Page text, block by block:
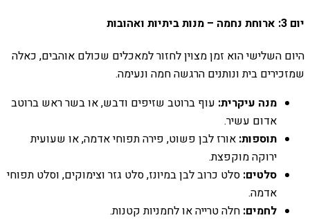
יום 3: ארוחת נחמה – מנות ביתיות ואהובות
היום השלישי הוא זמן מצוין לחזור למאכלים שכולם אוהבים, כאלה
שמזכירים בית ונותנים הרגשה חמה ונעימה.
מנה עיקרית: עוף ברוטב שזיפים ודבש, או בשר ראש ברוטב
אדום עשיר.
תוספות: אורז לבן פשוט, פירה תפוחי אדמה, או שעועית
ירוקה מוקפצת.
סלטים: סלט כרוב לבן במיונז, סלט גזר וצימוקים, וסלט תפוחי
אדמה.
לחמים: חלה טרייה או לחמניות קטנות.